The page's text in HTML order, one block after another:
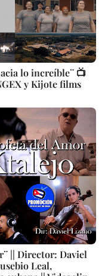
y Kijote films
|| Director: Daviel
Leal,